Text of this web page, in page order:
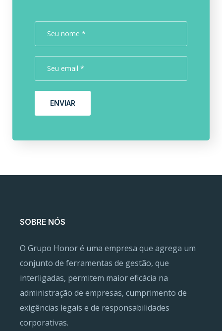
ENVIAR
SOBRE NÓS
O Grupo Honor é uma empresa que agrega um
conjunto de ferramentas de gestão, que
interligadas, permitem maior eficácia na
administração de empresas, cumprimento de
exigências legais e de responsabilidades
corporativas.